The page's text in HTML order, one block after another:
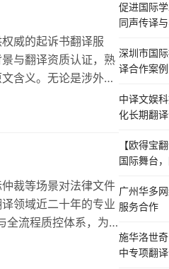
威的​​起诉书翻译​​服
与翻译资质认证，熟
含义。无论是涉外案
。 ​一、起诉书翻译
裁等场景对法律文件
领域近二十年的专业
全流程质控体系，为
国企业与律所的首选
促进国际
同声传译
深圳市国
译合作案例
中译文娱
化长期翻
【欧得宝
国际舞台
广州华多
服务合作
施华洛世
中专项翻